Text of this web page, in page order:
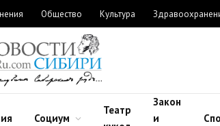
Общество Культура
Социум
Театр
Закон
и